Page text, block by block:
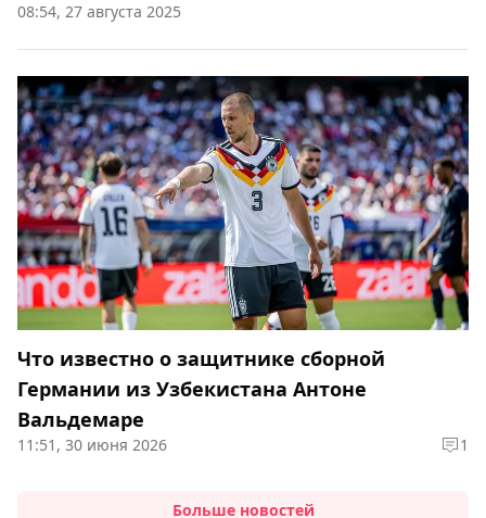
08:54, 27 августа 2025
Что известно о защитнике сборной
Германии из Узбекистана Антоне
Вальдемаре
11:51, 30 июня 2026 1
Больше новостей